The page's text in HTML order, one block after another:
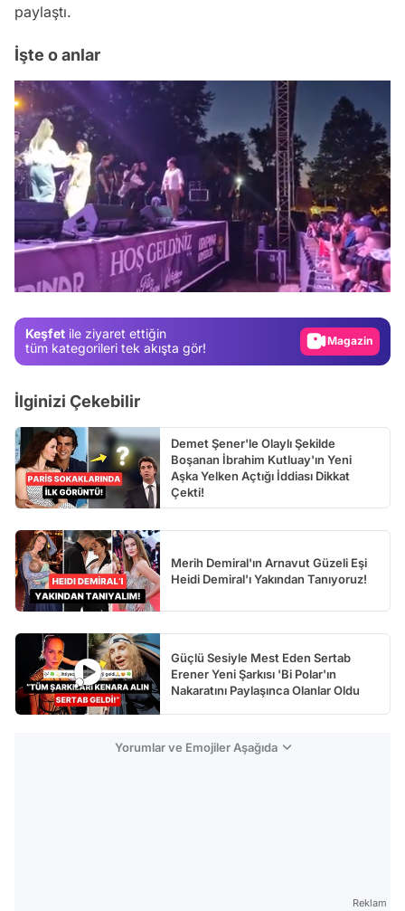
paylaştı.
İşte o anlar
/
Keşfet ile ziyaret ettiğin
tüm kategorileri tek akışta gör!
Video
Test
Gündem
Video
İlginizi Çekebilir
Demet Şener'le Olaylı Şekilde
Boşanan İbrahim Kutluay'ın Yeni
Aşka Yelken Açtığı İddiası Dikkat
Çekti!
Merih Demiral'ın Arnavut Güzeli Eşi
Heidi Demiral'ı Yakından Tanıyoruz!
Güçlü Sesiyle Mest Eden Sertab
Erener Yeni Şarkısı 'Bi Polar'ın
Nakaratını Paylaşınca Olanlar Oldu
Yorumlar ve Emojiler Aşağıda
Reklam